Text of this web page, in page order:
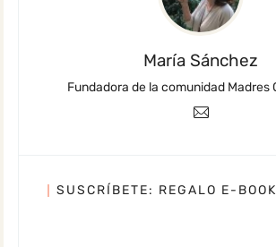
María Sánchez
Fundadora de la comunidad Madres
SUSCRÍBETE: REGALO E-BOOK